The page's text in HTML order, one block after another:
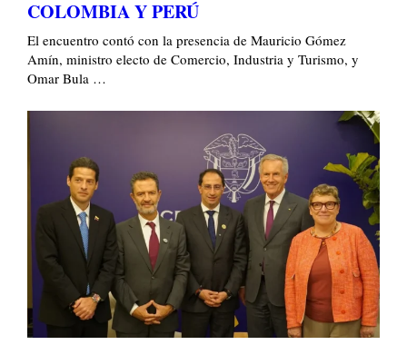
COLOMBIA Y PERÚ
El encuentro contó con la presencia de Mauricio Gómez
Amín, ministro electo de Comercio, Industria y Turismo, y
Omar Bula …